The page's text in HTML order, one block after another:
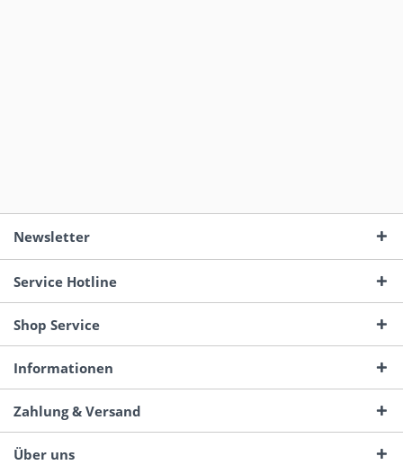
Newsletter
Service Hotline
Shop Service
Informationen
Zahlung & Versand
Über uns